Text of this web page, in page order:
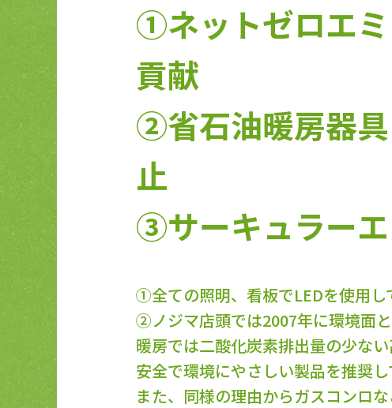
①ネットゼロエ
貢献
②省石油暖房器
止
③サーキュラー
①全ての照明、看板でLEDを使用し
②ノジマ店頭では2007年に環境面
暖房では二酸化炭素排出量の少な
安全で環境にやさしい製品を推奨し
また、同様の理由からガスコンロ